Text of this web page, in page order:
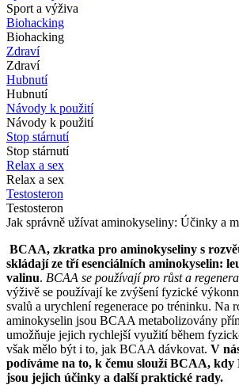
Sport a výživa
Biohacking
Biohacking
Zdraví
Zdraví
Hubnutí
Hubnutí
Návody k použití
Návody k použití
Stop stárnutí
Stop stárnutí
Relax a sex
Relax a sex
Testosteron
Testosteron
Jak správně užívat aminokyseliny: Účinky a
BCAA, zkratka pro aminokyseliny s
skládají ze tří esenciálních aminokyselin:
valinu. BCAA se používají pro růst a
výživě se používají ke zvýšení fyzické
svalů a urychlení regenerace po tréninku. Na
aminokyselin jsou BCAA metabolizovány
umožňuje jejich rychlejší využití během
však mělo být i to, jak BCAA dávkovat. V
podíváme na to, k čemu slouží BCAA,
jsou jejich účinky a další praktické rady.